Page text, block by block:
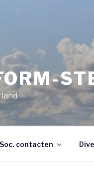
Soc. contacten